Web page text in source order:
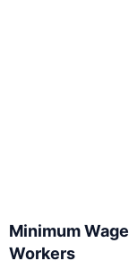
Minimum
Workers